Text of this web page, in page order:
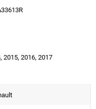
2015, 2016, 2017